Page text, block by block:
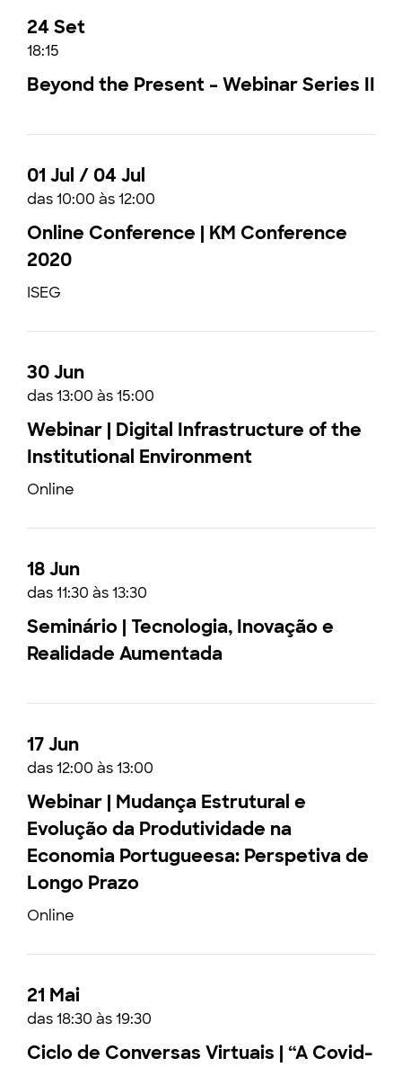
24 Set
18:15
Beyond the Present – Webinar Series II
01 Jul / 04 Jul
das 10:00 às 12:00
Online Conference | KM Conference
2020
ISEG
30 Jun
das 13:00 às 15:00
Webinar | Digital Infrastructure of the
Institutional Environment
Online
18 Jun
das 11:30 às 13:30
Seminário | Tecnologia, Inovação e
Realidade Aumentada
17 Jun
das 12:00 às 13:00
Webinar | Mudança Estrutural e
Evolução da Produtividade na
Economia Portugueesa: Perspetiva de
Longo Prazo
Online
21 Mai
das 18:30 às 19:30
Ciclo de Conversas Virtuais | “A Covid-